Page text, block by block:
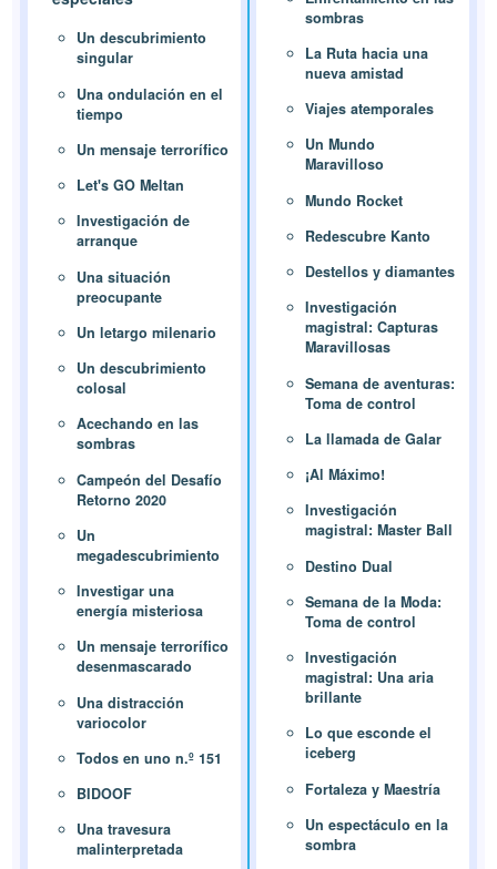
Un descubrimiento
singular
Una ondulación en el
tiempo
Un mensaje terrorífico
Let's GO Meltan
Investigación de
arranque
Una situación
preocupante
Un letargo milenario
Un descubrimiento
colosal
Acechando en las
sombras
Campeón del Desafío
Retorno 2020
Un
megadescubrimiento
Investigar una
energía misteriosa
Un mensaje terrorífico
desenmascarado
Una distracción
variocolor
Todos en uno n.º 151
BIDOOF
Una travesura
malinterpretada
sombras
La Ruta hacia una
nueva amistad
Viajes atemporales
Un Mundo
Maravilloso
Mundo Rocket
Redescubre Kanto
Destellos y diamantes
Investigación
magistral: Capturas
Maravillosas
Semana de aventuras:
Toma de control
La llamada de Galar
¡Al Máximo!
Investigación
magistral: Master Ball
Destino Dual
Semana de la Moda:
Toma de control
Investigación
magistral: Una aria
brillante
Lo que esconde el
iceberg
Fortaleza y Maestría
Un espectáculo en la
sombra